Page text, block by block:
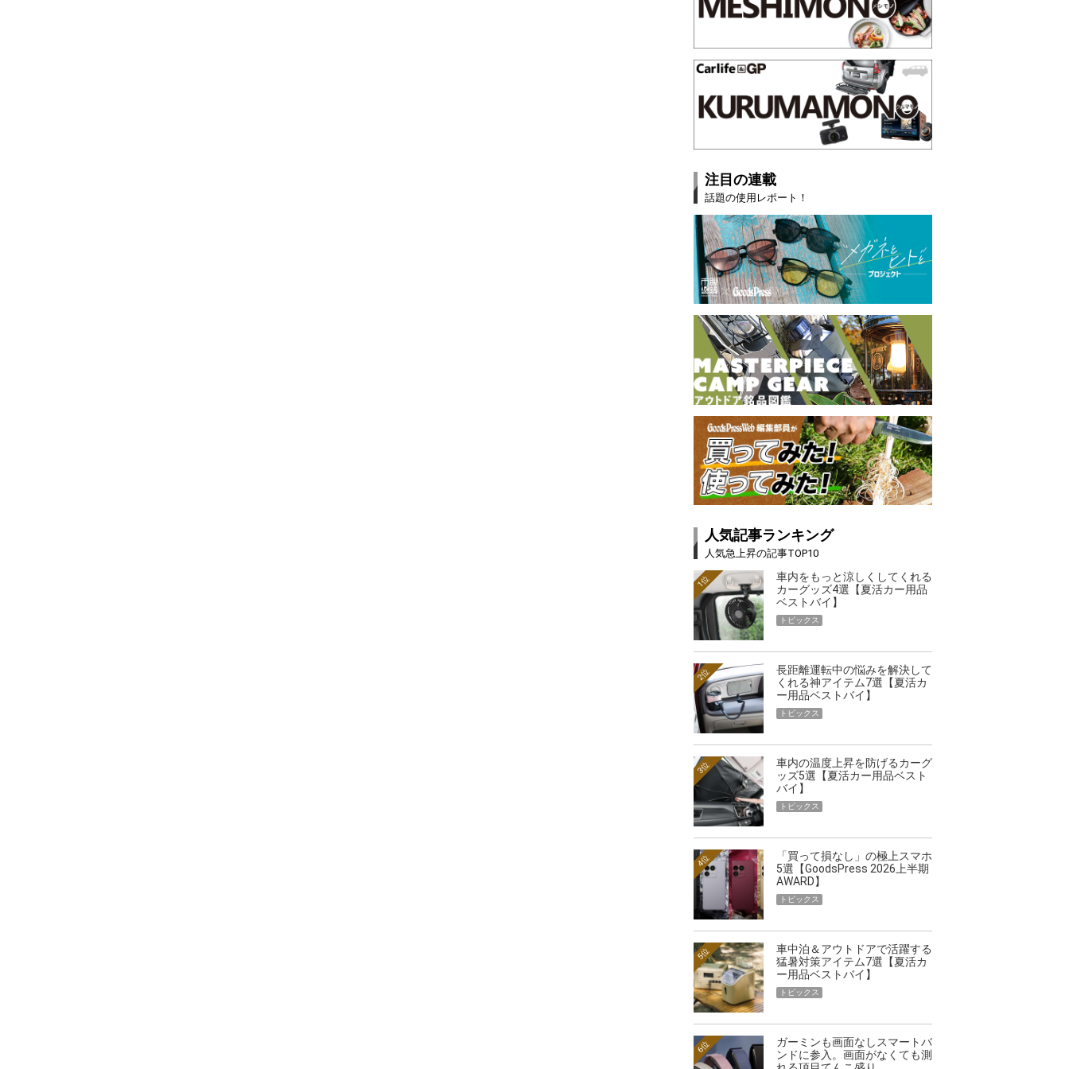
注目の連載
話題の使用レポート！
人気記事ランキング
人気急上昇の記事TOP10
車内をもっと涼しくしてくれる
カーグッズ4選【夏活カー用品
ベストバイ】
1位
トピックス
長距離運転中の悩みを解決して
くれる神アイテム7選【夏活カ
ー用品ベストバイ】
2位
トピックス
車内の温度上昇を防げるカーグ
ッズ5選【夏活カー用品ベスト
バイ】
3位
トピックス
「買って損なし」の極上スマホ
5選【GoodsPress 2026上半期
AWARD】
4位
トピックス
車中泊＆アウトドアで活躍する
猛暑対策アイテム7選【夏活カ
ー用品ベストバイ】
5位
トピックス
ガーミンも画面なしスマートバ
ンドに参入。画面がなくても測
6位